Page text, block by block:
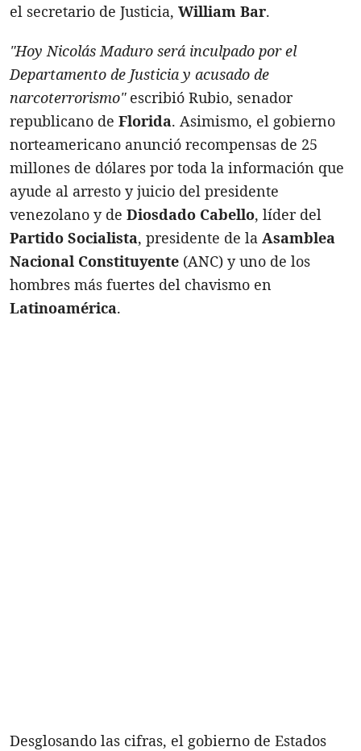
el secretario de Justicia, William Bar.
"Hoy Nicolás Maduro será inculpado por el
Departamento de Justicia y acusado de
narcoterrorismo"escribió Rubio, senador
republicano de Florida. Asimismo, el gobierno
norteamericano anunció recompensas de 25
millones de dólares por toda la información que
ayude al arresto y juicio del presidente
venezolano y de Diosdado Cabello, líder del
Partido Socialista, presidente de la Asamblea
Nacional Constituyente (ANC) y uno de los
hombres más fuertes del chavismo en
Latinoamérica.
Desglosando las cifras, el gobierno de Estados